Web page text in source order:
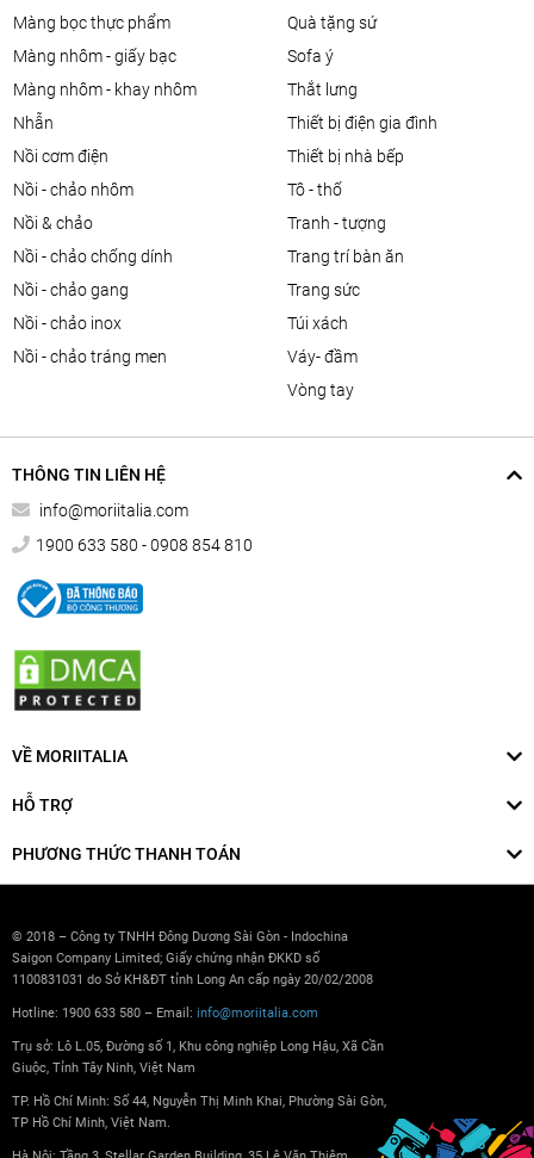
màng bọc thực phẩm
màng nhôm - giấy bạc
màng nhôm - khay nhôm
nhẫn
nồi cơm điện
nồi - chảo nhôm
nồi & chảo
nồi - chảo chống dính
nồi - chảo gang
nồi - chảo inox
nồi - chảo tráng men
quà tặng sứ
sofa ý
thắt lưng
thiết bị điện gia đình
thiết bị nhà bếp
tô - thố
tranh - tượng
trang trí bàn ăn
trang sức
túi xách
váy- đầm
vòng tay
THÔNG TIN LIÊN HỆ
info@moriitalia.com
1900 633 580 - 0908 854 810
VỀ MORIITALIA
HỖ TRỢ
PHƯƠNG THỨC THANH TOÁN
© 2018 – Công ty TNHH Đông Dương Sài Gòn - Indochina
Saigon Company Limited; Giấy chứng nhận ĐKKD số
1100831031 do Sở KH&ĐT tỉnh Long An cấp ngày 20/02/2008
Hotline: 1900 633 580 – Email: info@moriitalia.com
Trụ sở: Lô L.05, Đường số 1, Khu công nghiệp Long Hậu, Xã Cần
Giuộc, Tỉnh Tây Ninh, Việt Nam
TP. Hồ Chí Minh: Số 44, Nguyễn Thị Minh Khai, Phường Sài Gòn,
TP Hồ Chí Minh, Việt Nam.